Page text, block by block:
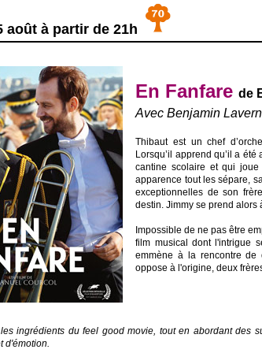
août à partir de 21h
En Fanfarede
Avec Benjamin
Thibaut est un chef
Lorsqu’il apprend qu’il a été
cantine scolaire et qui
apparence tout les sépare,
exceptionnelles de son
destin. Jimmy se prend
Impossible de ne pas être
film musical dont l'intrigue
emmène à la rencontre de
oppose à l'origine, deux
ingrédients du feel good movie, tout en abordant des
d'émotion.